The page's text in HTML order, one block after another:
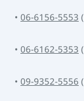
• 06-6156-5553
• 06-6162-5353
• 09-9352-5556